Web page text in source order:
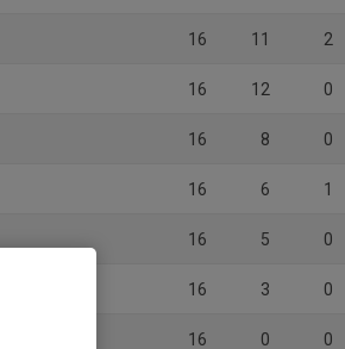
16 11 2
16 12 0
16 8 0
16 6 1
16 5 0
16 3 0
16 0 0